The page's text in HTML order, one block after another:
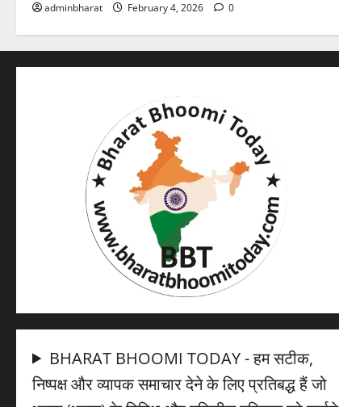
adminbharat February 4, 2026 0
BHARAT BHOOMI TODAY - हम सटीक,
निष्पक्ष और व्यापक समाचार देने के लिए प्रतिबद्ध हैं जो